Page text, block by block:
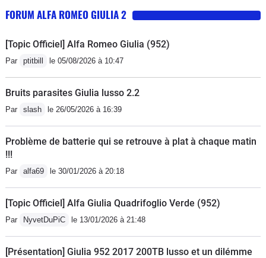
FORUM ALFA ROMEO GIULIA 2
[Topic Officiel] Alfa Romeo Giulia (952)
Par ptitbill le 05/08/2026 à 10:47
Bruits parasites Giulia lusso 2.2
Par slash le 26/05/2026 à 16:39
Problème de batterie qui se retrouve à plat à chaque matin
!!!
Par alfa69 le 30/01/2026 à 20:18
[Topic Officiel] Alfa Giulia Quadrifoglio Verde (952)
Par NyvetDuPiC le 13/01/2026 à 21:48
[Présentation] Giulia 952 2017 200TB lusso et un dilémme